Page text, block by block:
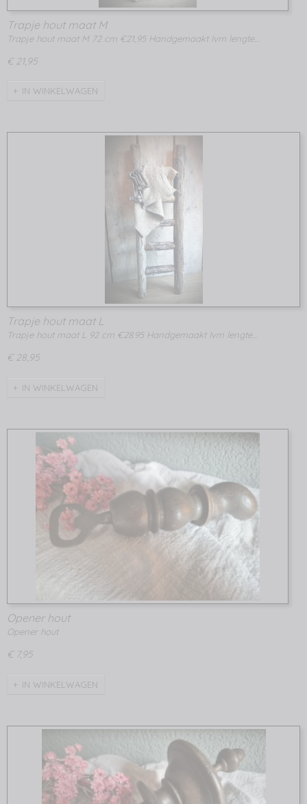
Trapje hout maat M
Trapje hout maat M 72 cm €21,95 Handgemaakt Ivm lengte…
€ 21,95
IN WINKELWAGEN
Trapje hout maat L
Trapje hout maat L 92 cm €28.95 Handgemaakt Ivm lengte…
€ 28,95
IN WINKELWAGEN
Opener hout
Opener hout
€ 7,95
IN WINKELWAGEN